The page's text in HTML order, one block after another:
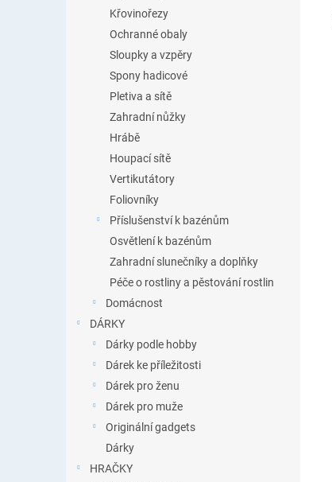
Křovinořezy
Ochranné obaly
Sloupky a vzpěry
Spony hadicové
Pletiva a sítě
Zahradní nůžky
Hrábě
Houpací sítě
Vertikutátory
Foliovníky
Příslušenství k bazénům
Osvětlení k bazénům
Zahradní slunečníky a doplňky
Péče o rostliny a pěstování rostlin
Domácnost
DÁRKY
Dárky podle hobby
Dárek ke příležitosti
Dárek pro ženu
Dárek pro muže
Originální gadgets
Dárky
HRAČKY